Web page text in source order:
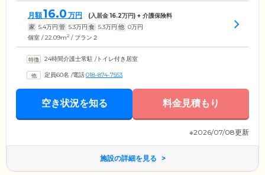
月額16.0 万円 (入居金16.2万円) + 介護保険料
家 5.4万円 管 5.3万円 食 5.3万円 他 0万円
個室 / 22.09m2 / プラン２
24時間介護士常駐 /トイレ付き居室
定員60名 /電話018-874-7553
空き状況を知る 料金見積もり
※2026/07/08更新
施設の詳細を見る